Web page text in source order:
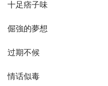
十足痞子味
倔強的夢想
过期不候
情话似毒